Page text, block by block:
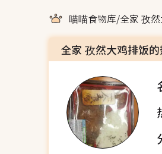
喵喵食物库/全家 孜
全家 孜然大鸡排饭